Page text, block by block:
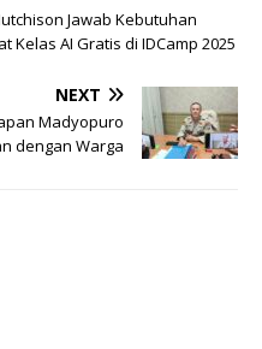
Jawab Kebutuhan
Kelas AI Gratis di IDCamp 2025
NEXT
Madyopuro
dengan Warga